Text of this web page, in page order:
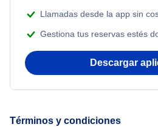
Flights from Nueva York to Mumbai
Flights from Shanghai to Nueva
Llamadas desde la app sin
Gestiona tus reservas estés
Descargar
Términos y condiciones